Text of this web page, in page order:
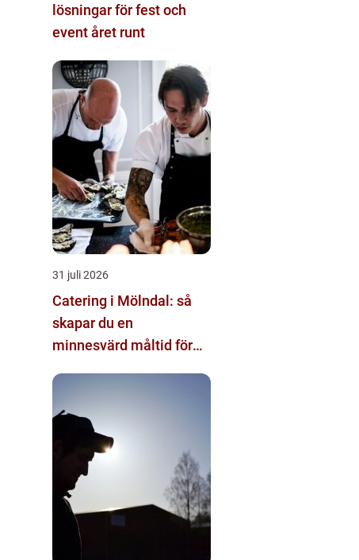
lösningar för fest och
event året runt
31 juli 2026
Catering i Mölndal: så
skapar du en
minnesvärd måltid för